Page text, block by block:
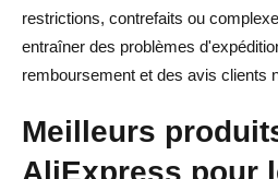
restrictions, contrefaits ou
entraîner des problèmes
remboursement et des avis clients
Meilleurs
AliExpress pour